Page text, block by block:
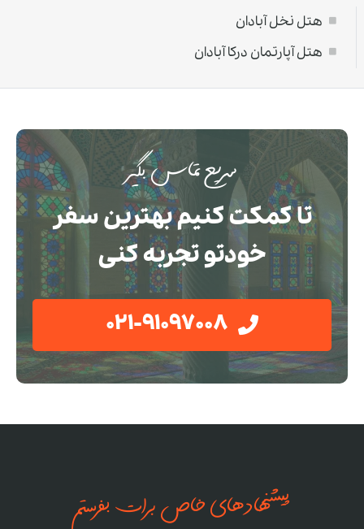
هتل نخل آبادان
هتل آپارتمان درکا آبادان
سریع تماس بگیر
تا کمکت کنیم بهترین سفر
خودتو تجربه کنی
021-91097008
پیشنهادهای خاص برات بفرستم